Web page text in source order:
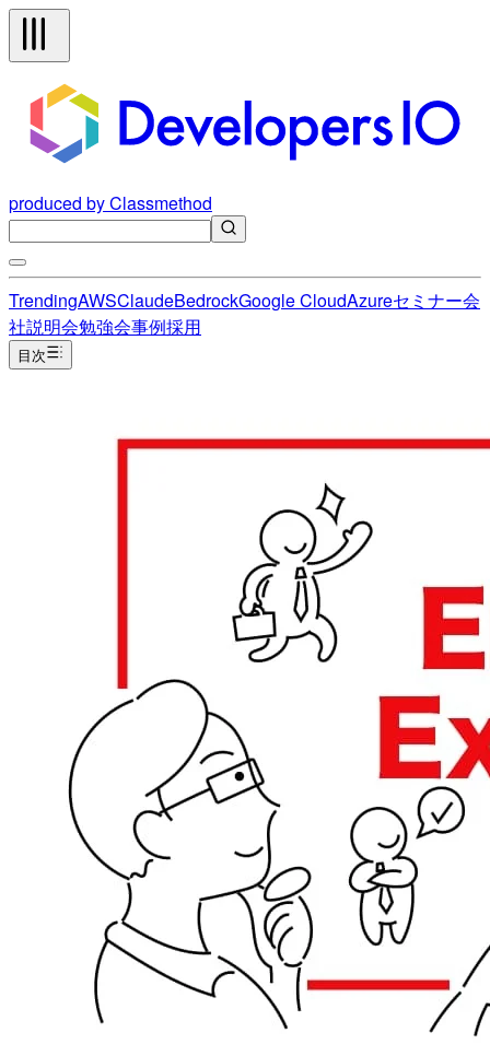
produced by Classmethod
TrendingAWSClaudeBedrockGoogle CloudAzureセミナー会
社説明会勉強会事例採用
目次